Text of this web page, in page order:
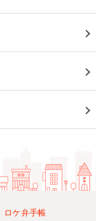
ロケ弁手帳